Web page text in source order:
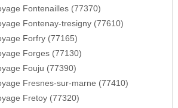
Fontenailles (77370)
Fontenay-tresigny (77610)
Forfry (77165)
Forges (77130)
Fouju (77390)
Fresnes-sur-marne (77410)
Fretoy (77320)